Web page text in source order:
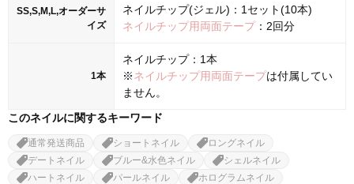
SS,S,M,L,オーダーサ
イズ
ネイルチップ(ジェル)：1セット(10本)
ネイルチップ用両面テープ：2回分
1本
ネイルチップ：1本
※ネイルチップ用両面テープは付属してい
ません。
このネイルに関するキーワード
通常発送商品 ショートネイル
ロングネイル
デートネイル
ブルー&水色ネイル
シェルネイル
ハートネイル
パールネイル
ホログラムネイル